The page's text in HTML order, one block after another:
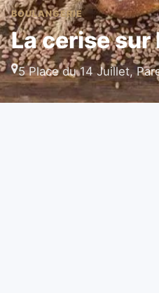
BOULANGERIE
La cerise sur
5 Place du 14 Juillet,